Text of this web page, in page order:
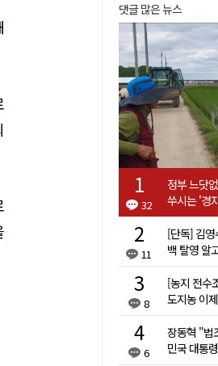
댓글 많은 뉴스
32
정부 느닷
쑤시는 '경
11
[단독] 김
백 탈영 알
8
[농지 전수
도지농 이
6
장동혁 "법
민국 대통